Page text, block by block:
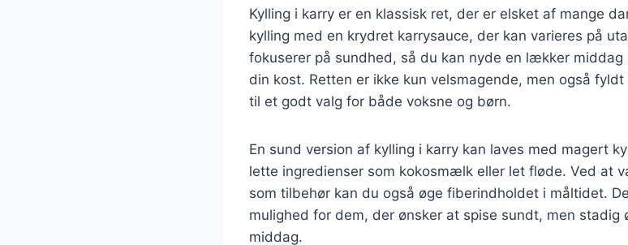
Kylling i karry er en klassisk ret, der er elsket af mange
kylling med en krydret karrysauce, der kan varieres på
fokuserer på sundhed, så du kan nyde en lækker middag
din kost. Retten er ikke kun velsmagende, men også
til et godt valg for både voksne og børn.
En sund version af kylling i karry kan laves med magert
lette ingredienser som kokosmælk eller let fløde. Ved at
som tilbehør kan du også øge fiberindholdet i måltidet.
mulighed for dem, der ønsker at spise sundt, men stadig
middag.